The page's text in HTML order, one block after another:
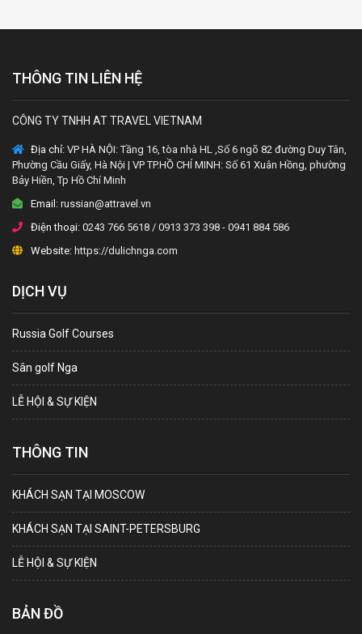
THÔNG TIN LIÊN HỆ
CÔNG TY TNHH AT TRAVEL VIETNAM
Địa chỉ: VP HÀ NỘI: Tầng 16, tòa nhà HL ,Số 6 ngõ 82 đường Duy Tân,
Phường Cầu Giấy, Hà Nội | VP TP.HỒ CHÍ MINH: Số 61 Xuân Hồng, phường
Bảy Hiền, Tp Hồ Chí Minh
Email: russian@attravel.vn
Điện thoại: 0243 766 5618 / 0913 373 398 - 0941 884 586
Website: https://dulichnga.com
DỊCH VỤ
Russia Golf Courses
Sân golf Nga
LỄ HỘI & SỰ KIỆN
THÔNG TIN
KHÁCH SẠN TẠI MOSCOW
KHÁCH SẠN TẠI SAINT-PETERSBURG
LỄ HỘI & SỰ KIỆN
BẢN ĐỒ